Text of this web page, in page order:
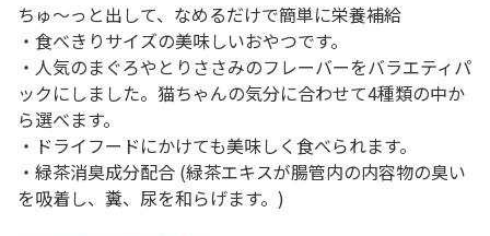
ちゅ～っと出して、なめるだけで簡単に栄養補給
・食べきりサイズの美味しいおやつです。
・人気のまぐろやとりささみのフレーバーをバラエティパ
ックにしました。猫ちゃんの気分に合わせて4種類の中か
ら選べます。
・ドライフードにかけても美味しく食べられます。
・緑茶消臭成分配合 (緑茶エキスが腸管内の内容物の臭い
を吸着し、糞、尿を和らげます。)